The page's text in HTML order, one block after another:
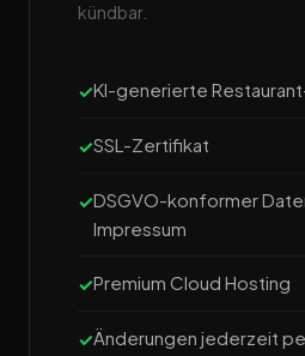
kündbar.
KI-generierte
SSL-Zertifikat
DSGVO-konformer
Impressum
Premium Cloud Hosting
Änderungen jederzeit